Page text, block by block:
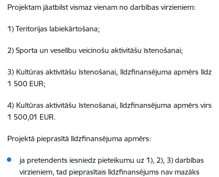
Projektam jāatbilst vismaz vienam no darbības virzieniem:
1) Teritorijas labiekārtošana;
2) Sporta un veselību veicinošu aktivitāšu īstenošanai;
3) Kultūras aktivitāšu īstenošanai, līdzfinansējuma apmērs līdz
1 500 EUR;
4) Kultūras aktivitāšu īstenošanai, līdzfinansējuma apmērs virs
1 500,01 EUR.
Projektā pieprasītā līdzfinansējuma apmērs:
ja pretendents iesniedz pieteikumu uz 1), 2), 3) darbības
virzieniem, tad pieprasītais līdzfinansējums nav mazāks